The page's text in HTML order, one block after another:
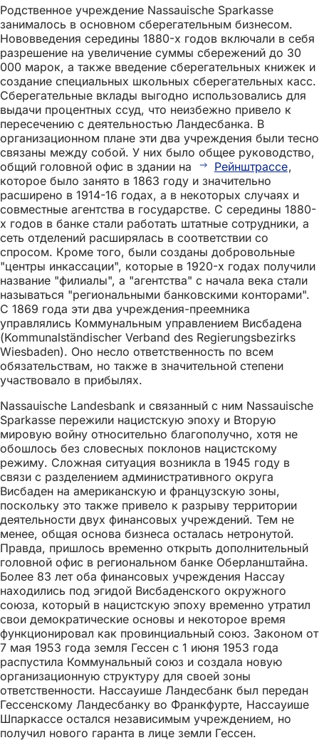
Родственное учреждение Nassauische Sparkasse
занималось в основном сберегательным бизнесом.
Нововведения середины 1880-х годов включали в себя
разрешение на увеличение суммы сбережений до 30
000 марок, а также введение сберегательных книжек и
создание специальных школьных сберегательных касс.
Сберегательные вклады выгодно использовались для
выдачи процентных ссуд, что неизбежно привело к
пересечению с деятельностью Ландесбанка. В
организационном плане эти два учреждения были тесно
связаны между собой. У них было общее руководство,
общий головной офис в здании на
Рейнштрассе,
которое было занято в 1863 году и значительно
расширено в 1914-16 годах, а в некоторых случаях и
совместные агентства в государстве. С середины 1880-
х годов в банке стали работать штатные сотрудники, а
сеть отделений расширялась в соответствии со
спросом. Кроме того, были созданы добровольные
"центры инкассации", которые в 1920-х годах получили
название "филиалы", а "агентства" с начала века стали
называться "региональными банковскими конторами".
С 1869 года эти два учреждения-преемника
управлялись Коммунальным управлением Висбадена
(Kommunalständischer Verband des Regierungsbezirks
Wiesbaden). Оно несло ответственность по всем
обязательствам, но также в значительной степени
участвовало в прибылях.
Nassauische Landesbank и связанный с ним Nassauische
Sparkasse пережили нацистскую эпоху и Вторую
мировую войну относительно благополучно, хотя не
обошлось без словесных поклонов нацистскому
режиму. Сложная ситуация возникла в 1945 году в
связи с разделением административного округа
Висбаден на американскую и французскую зоны,
поскольку это также привело к разрыву территории
деятельности двух финансовых учреждений. Тем не
менее, общая основа бизнеса осталась нетронутой.
Правда, пришлось временно открыть дополнительный
головной офис в региональном банке Оберланштайна.
Более 83 лет оба финансовых учреждения Нассау
находились под эгидой Висбаденского окружного
союза, который в нацистскую эпоху временно утратил
свои демократические основы и некоторое время
функционировал как провинциальный союз. Законом от
7 мая 1953 года земля Гессен с 1 июня 1953 года
распустила Коммунальный союз и создала новую
организационную структуру для своей зоны
ответственности. Нассауише Ландесбанк был передан
Гессенскому Ландесбанку во Франкфурте, Нассауише
Шпаркассе остался независимым учреждением, но
получил нового гаранта в лице земли Гессен.